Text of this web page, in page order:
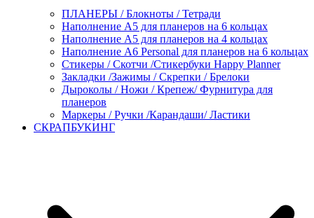
ПЛАНЕРЫ / Блокноты / Тетради
Наполнение А5 для планеров на 6 кольцах
Наполнение А5 для планеров на 4 кольцах
Наполнение А6 Personal для планеров на 6 кольцах
Стикеры / Скотчи /Стикербуки Happy Planner
Закладки /Зажимы / Скрепки / Брелоки
Дыроколы / Ножи / Крепеж/ Фурнитура для
планеров
Маркеры / Ручки /Карандаши/ Ластики
СКРАПБУКИНГ